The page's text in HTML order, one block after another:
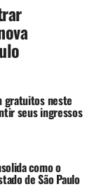
gratuitos neste
seus ingressos
como o
de São Paulo